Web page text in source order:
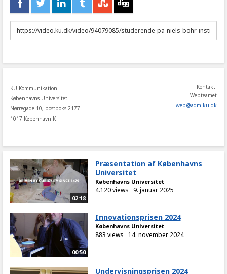
URL
to
KU Kommunikation
Københavns Universitet
Nørregade 10, postboks 2177
1017 København K
Kontakt:
Webteamet
web@adm.ku.dk
02:18
Præsentation af Københavns
Universitet
Københavns Universitet
4.120 views 9. januar 2025
00:50
Innovationsprisen 2024
Københavns Universitet
883 views 14. november 2024
Undervisningsprisen 2024